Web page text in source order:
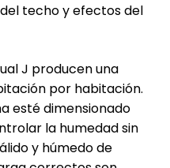
techo y efectos del
J producen una
por habitación.
esté dimensionado
la humedad sin
y húmedo de